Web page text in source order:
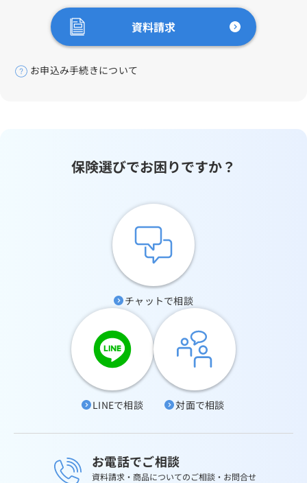
資料請求
お申込み手続きについて
保険選びでお困りですか？
チャットで相談
LINEで相談 対面で相談
お電話でご相談
資料請求・商品についてのご相談・お問合せ